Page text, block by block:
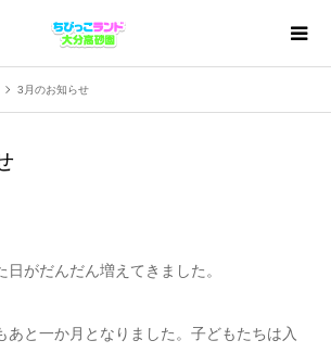
3月のお知らせ
日がだんだん増えてきました。
あと一か月となりました。子どもたちは入